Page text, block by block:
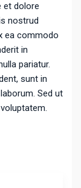
et dolore
nostrud
ea commodo
in
pariatur.
sunt in
Sed ut